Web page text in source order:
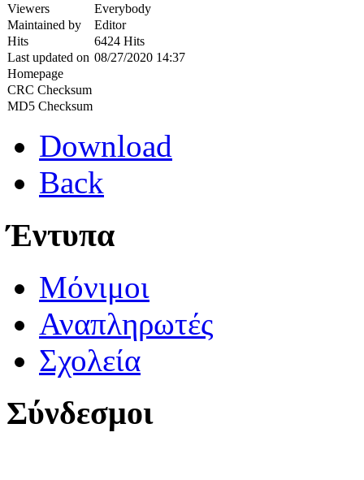
Viewers
Everybody
Maintained by
Editor
Hits
6424 Hits
Last updated on 08/27/2020 14:37
Homepage
CRC Checksum
MD5 Checksum
Download
Back
Έντυπα
Μόνιμοι
Αναπληρωτές
Σχολεία
Σύνδεσμοι